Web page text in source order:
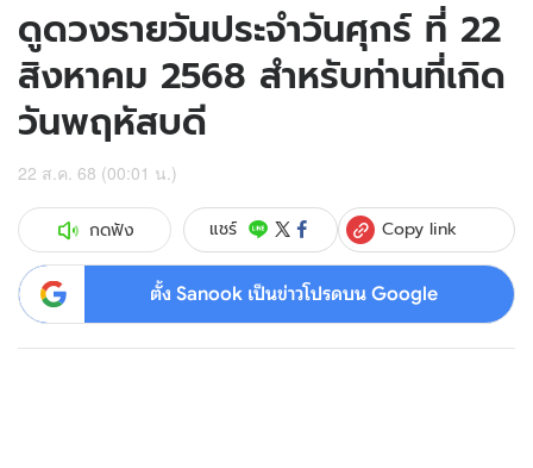
ดูดวงรายวันประจำวันศุกร์ ที่ 22
สิงหาคม 2568 สำหรับท่านที่เกิด
วันพฤหัสบดี
22 ส.ค. 68 (00:01 น.)
กดฟัง แชร์ Copy link
ตั้ง Sanook เป็นข่าวโปรดบน Google